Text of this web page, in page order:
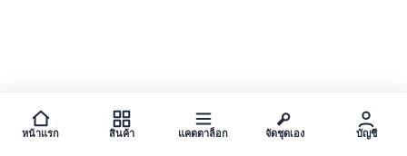
หน้าแรก สินค้า แคตตาล็อก จัดชุดเอง บัญชี